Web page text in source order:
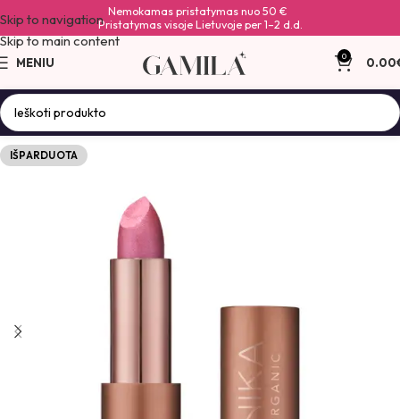
Skip to navigation
Skip to main content
Nemokamas pristatymas nuo 50 €
Pristatymas visoje Lietuvoje per 1–2 d.d.
MENIU 0 0.00
IŠPARDUOTA